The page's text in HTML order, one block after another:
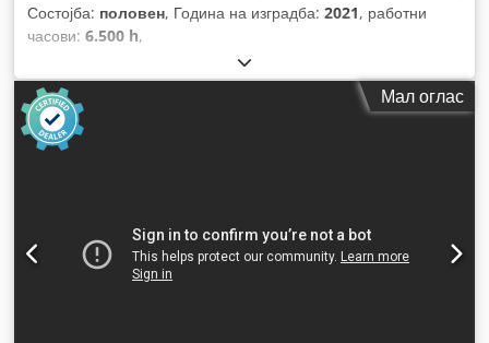
Состојба: половен, Година на изградба: 2021, работни
часови: 6.500 h,
Мал оглас